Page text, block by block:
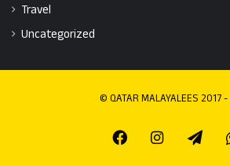
Travel
Uncategorized
© QATAR MALAYALEES 2017
FacebookInstagram